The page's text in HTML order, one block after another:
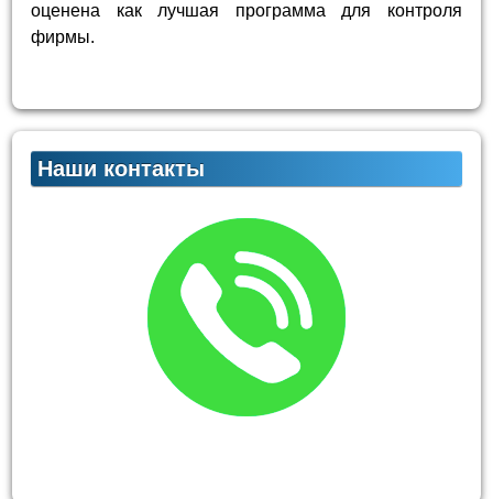
оценена как лучшая программа для контроля
фирмы.
Наши контакты